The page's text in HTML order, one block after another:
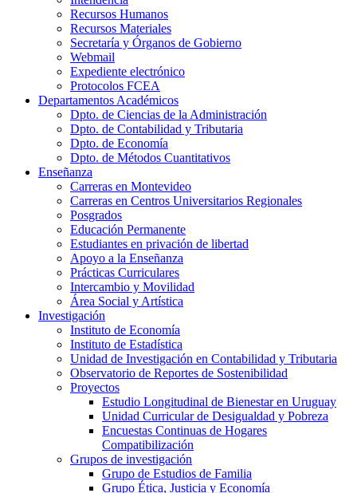
Recursos Humanos
Recursos Materiales
Secretaría y Órganos de Gobierno
Webmail
Expediente electrónico
Protocolos FCEA
Departamentos Académicos
Dpto. de Ciencias de la Administración
Dpto. de Contabilidad y Tributaria
Dpto. de Economía
Dpto. de Métodos Cuantitativos
Enseñanza
Carreras en Montevideo
Carreras en Centros Universitarios Regionales
Posgrados
Educación Permanente
Estudiantes en privación de libertad
Apoyo a la Enseñanza
Prácticas Curriculares
Intercambio y Movilidad
Área Social y Artística
Investigación
Instituto de Economía
Instituto de Estadística
Unidad de Investigación en Contabilidad y Tributaria
Observatorio de Reportes de Sostenibilidad
Proyectos
Estudio Longitudinal de Bienestar en Uruguay
Unidad Curricular de Desigualdad y Pobreza
Encuestas Continuas de Hogares
Compatibilización
Grupos de investigación
Grupo de Estudios de Familia
Grupo Ética, Justicia y Economía